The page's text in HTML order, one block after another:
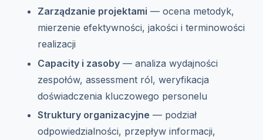
Zarządzanie projektami — ocena metodyk,
mierzenie efektywności, jakości i terminowości
realizacji
Capacity i zasoby — analiza wydajności
zespołów, assessment ról, weryfikacja
doświadczenia kluczowego personelu
Struktury organizacyjne — podział
odpowiedzialności, przepływ informacji,